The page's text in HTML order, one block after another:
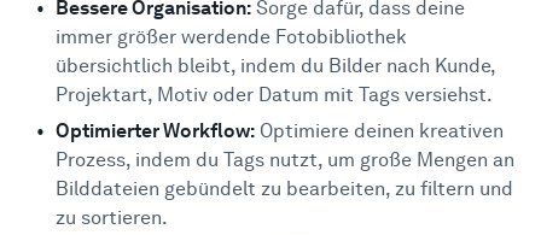
Bessere Organisation: Sorge dafür, dass deine
immer größer werdende Fotobibliothek
übersichtlich bleibt, indem du Bilder nach Kunde,
Projektart, Motiv oder Datum mit Tags versiehst.
Optimierter Workflow: Optimiere deinen kreativen
Prozess, indem du Tags nutzt, um große Mengen an
Bilddateien gebündelt zu bearbeiten, zu filtern und
zu sortieren.